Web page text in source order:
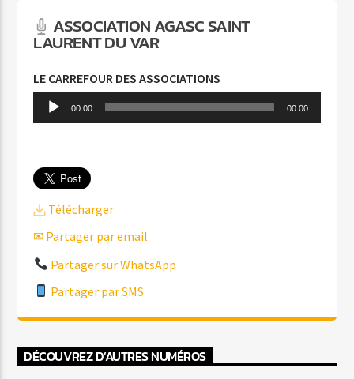
Agora Menton/Monaco
ASSOCIATION AGASC SAINT
LAURENT DU VAR
LE CARREFOUR DES ASSOCIATIONS
Lecteur 00:00 00:00
Télécharger
✉ Partager par email
Partager sur WhatsApp
Partager par SMS
DÉCOUVREZ D’AUTRES NUMÉROS